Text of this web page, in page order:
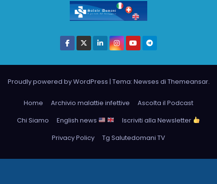
Proudly powered by WordPress | Tema: Newses di Themeansar.
Home Archivio malattie infettive
Ascolta il Podcast
Chi Siamo
English news
Iscriviti alla Newsletter
Privacy Policy
Tg Salutedomani TV